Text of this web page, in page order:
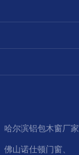
哈尔滨铝包木窗厂家
佛山诺仕顿门窗、